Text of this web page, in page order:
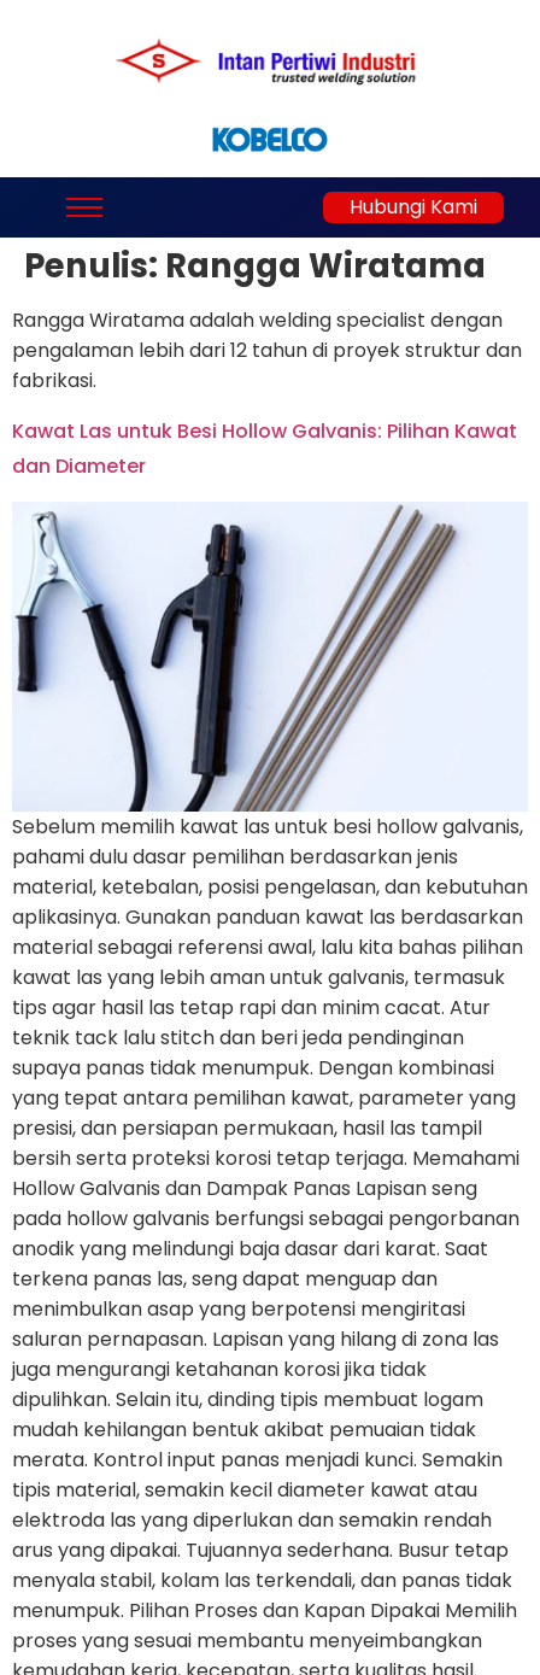
Hubungi Kami
Penulis: Rangga Wiratama
Rangga Wiratama adalah welding specialist dengan
pengalaman lebih dari 12 tahun di proyek struktur dan
fabrikasi.
Kawat Las untuk Besi Hollow Galvanis: Pilihan Kawat
dan Diameter
Sebelum memilih kawat las untuk besi hollow galvanis,
pahami dulu dasar pemilihan berdasarkan jenis
material, ketebalan, posisi pengelasan, dan kebutuhan
aplikasinya. Gunakan panduan kawat las berdasarkan
material sebagai referensi awal, lalu kita bahas pilihan
kawat las yang lebih aman untuk galvanis, termasuk
tips agar hasil las tetap rapi dan minim cacat. Atur
teknik tack lalu stitch dan beri jeda pendinginan
supaya panas tidak menumpuk. Dengan kombinasi
yang tepat antara pemilihan kawat, parameter yang
presisi, dan persiapan permukaan, hasil las tampil
bersih serta proteksi korosi tetap terjaga. Memahami
Hollow Galvanis dan Dampak Panas Lapisan seng
pada hollow galvanis berfungsi sebagai pengorbanan
anodik yang melindungi baja dasar dari karat. Saat
terkena panas las, seng dapat menguap dan
menimbulkan asap yang berpotensi mengiritasi
saluran pernapasan. Lapisan yang hilang di zona las
juga mengurangi ketahanan korosi jika tidak
dipulihkan. Selain itu, dinding tipis membuat logam
mudah kehilangan bentuk akibat pemuaian tidak
merata. Kontrol input panas menjadi kunci. Semakin
tipis material, semakin kecil diameter kawat atau
elektroda las yang diperlukan dan semakin rendah
arus yang dipakai. Tujuannya sederhana. Busur tetap
menyala stabil, kolam las terkendali, dan panas tidak
menumpuk. Pilihan Proses dan Kapan Dipakai Memilih
proses yang sesuai membantu menyeimbangkan